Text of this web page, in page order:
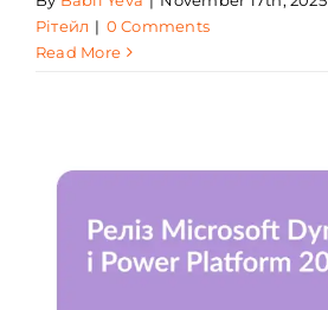
Рітейл | 0 Comments
Read More